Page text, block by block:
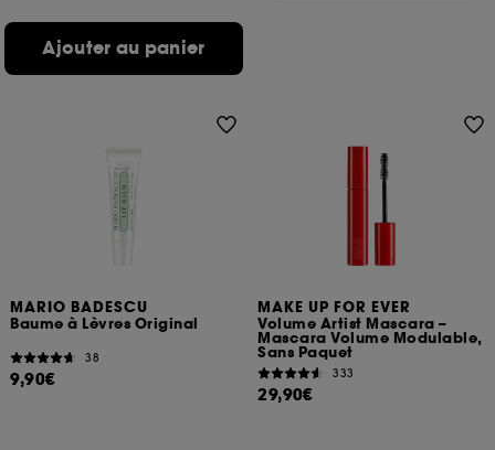
Ajouter au panier
MARIO BADESCU
Baume à Lèvres Original
38
9,90€
MAKE UP FOR EVER
Volume Artist Mascara –
Mascara Volume Modulable,
Sans Paquet
333
29,90€